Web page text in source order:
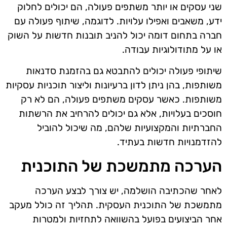
שני עסקים או יותר משתפים פעולה, הם יכולים לחלוק
ידע, משאבים ואפילו עלויות. לדוגמה, שיתוף פעולה עם
חברה בתחום דומה יכול להניב תובנות חדשות על השוק
או על מתודולוגיות עבודה.
שיתופי פעולה יכולים להתבטא גם בהזמנת סדנאות
משותפות, בהן ניתן לדון ברעיונות וליצור תוכניות עסקיות
משותפות. כאשר עסקים משתפים פעולה, הם לא רק
חוסכים בעלויות, אלא גם יכולים להרחיב את הרשתות
החברתיות והמקצועיות שלהם, מה שיכול להוביל
להזדמנויות חדשות בעתיד.
הערכה מתמשכת של התוכנית
לאחר שהכתיבה הושלמה, יש צורך לבצע הערכה
מתמשכת של התוכנית העסקית. תהליך זה כולל מעקב
אחר הביצועים בפועל בהשוואה לתחזיות ולמטרות